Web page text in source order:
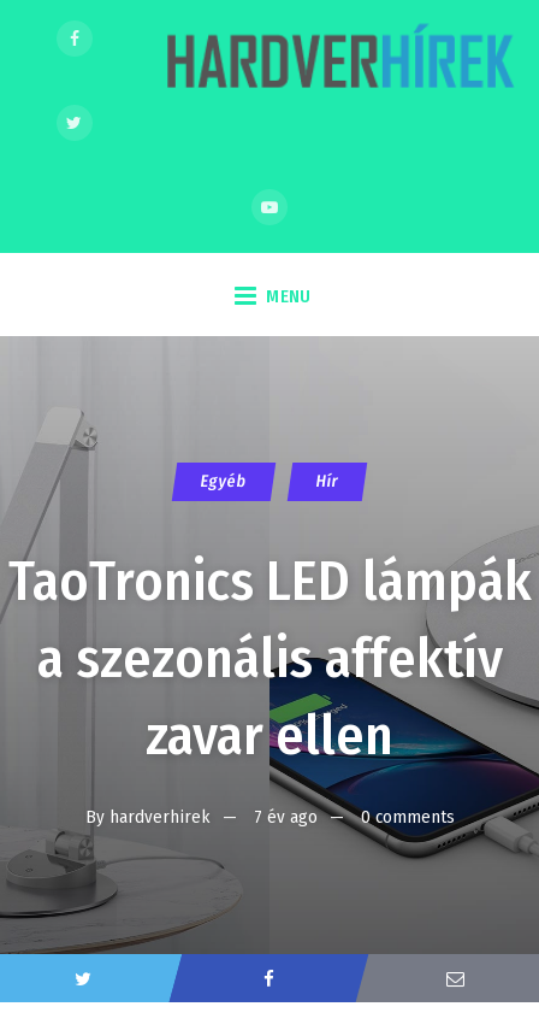
MENU
Egyéb Hír
TaoTronics LED lámpák
a szezonális affektív
zavar ellen
By hardverhirek 7 év ago 0 comments